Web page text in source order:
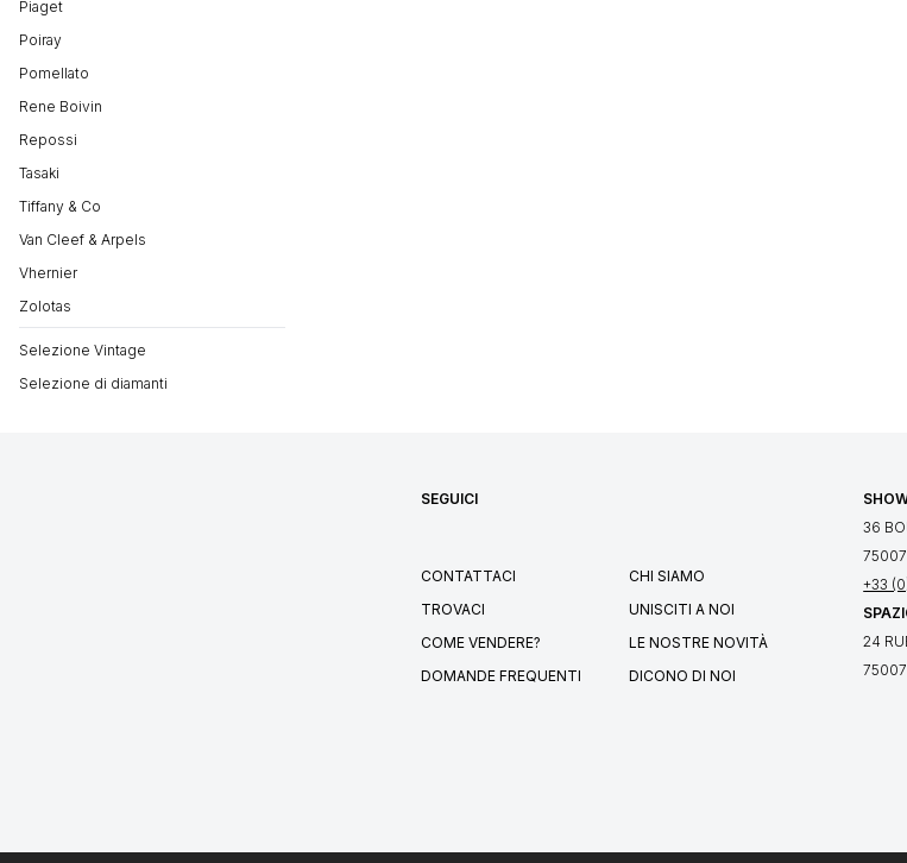
Piaget
Poiray
Pomellato
Rene Boivin
Repossi
Tasaki
Tiffany & Co
Van Cleef & Arpels
Vhernier
Zolotas
Selezione Vintage
Selezione di diamanti
SEGUICI
CONTATTACI
TROVACI
COME VENDERE?
DOMANDE FREQUENTI
CHI SIAMO
UNISCITI A NOI
LE NOSTRE NOVITÀ
DICONO DI NOI
36
75007
+33
24
75007